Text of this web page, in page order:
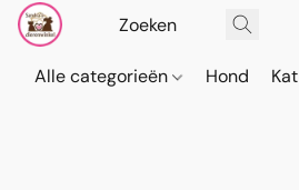
Alle categorieën Hond Kat